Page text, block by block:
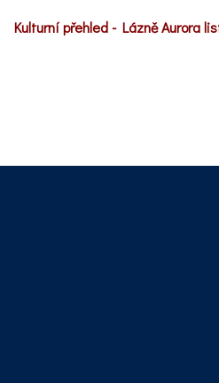
Kulturní přehled - Lázně Aurora